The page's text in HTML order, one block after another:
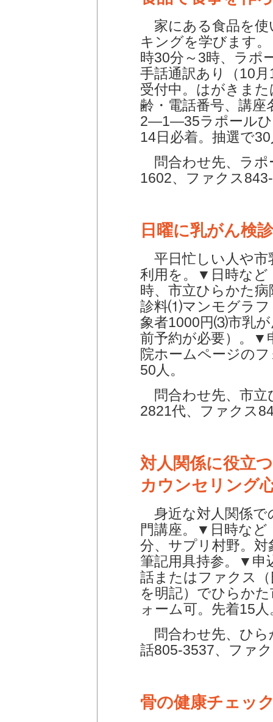
家にある食品を使
キングを学びます
時30分～3時、ラポ
手話通訳あり（10
受付中。はがきま
齢・電話番号、講
2―1―35ラポールひ
14日必着。抽選で
問合わせ先、ラ
1602、ファクス
日曜に乳がん検診
平日忙しい人や市
利用を。▼日時な
時、市立ひらかた
診料⑴マンモグラ
象者1000円⑶市乳が
前予約が必要）。
院ホームページの
50人。
問合わせ先、市
2821代、ファクス
対人関係に役立つ
カウンセリング
身近な対人関係で
門講座。▼日時な
分、サプリ村野。
筆記用具持参。▼
話またはファクス
を明記）でひらか
ォーム可。先着15人
問合わせ先、ひ
話805-3537、ファ
骨の健康チェッ